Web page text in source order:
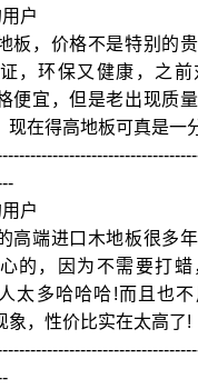
户
板，价格不是特别的
，环保又健康，之
便宜，但是老出现质
现在得高地板可真是一
户
高端进口木地板很多
的，因为不需要打蜡
太多哈哈哈!而且也
象，性价比实在太高了!